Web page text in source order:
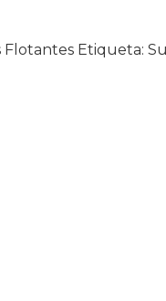
Flotantes Etiqueta: